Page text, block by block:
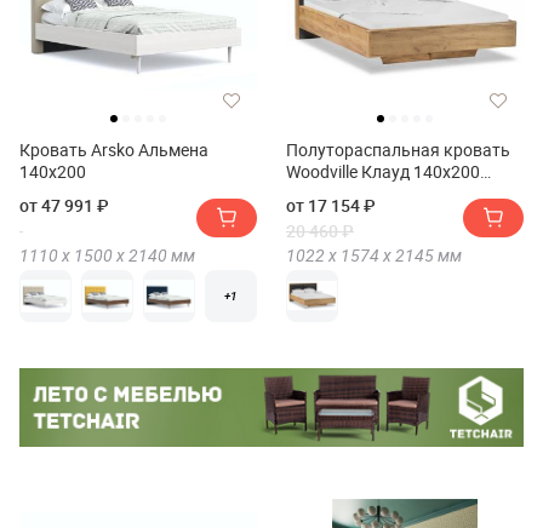
Кровать Arsko Альмена
140x200
от 47 991 ₽
1110 х 1500 х 2140 мм
+1
Полутораспальная кровать
Woodville Клауд 140х200
от 17 154 ₽
20 460 ₽
1022 х 1574 х 2145мм